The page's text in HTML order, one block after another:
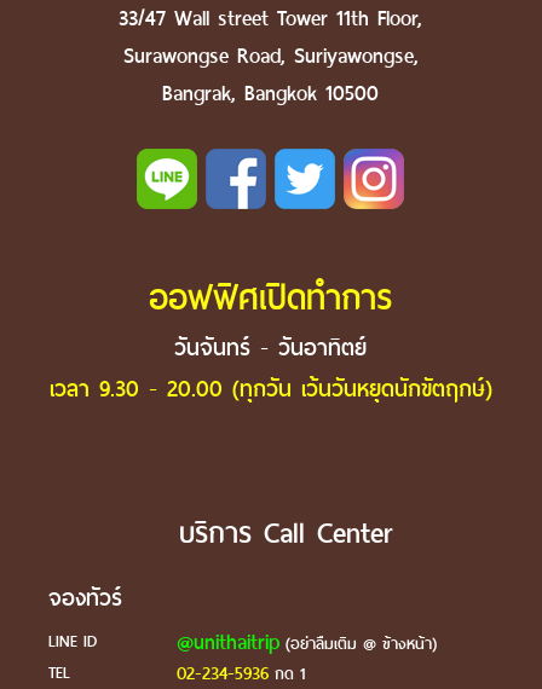
33/47 Wall street Tower 11th Floor,
Surawongse Road, Suriyawongse,
Bangrak, Bangkok 10500
ออฟฟิศเปิดทำการ
วันจันทร์ - วันอาทิตย์
เวลา 9.30 - 20.00 (ทุกวัน เว้นวันหยุดนักขัตฤกษ์)
บริการ Call Center
จองทัวร์
LINE ID @unithaitrip(อย่าลืมเติม @ ข้างหน้า)
TEL
02-234-5936กด 1